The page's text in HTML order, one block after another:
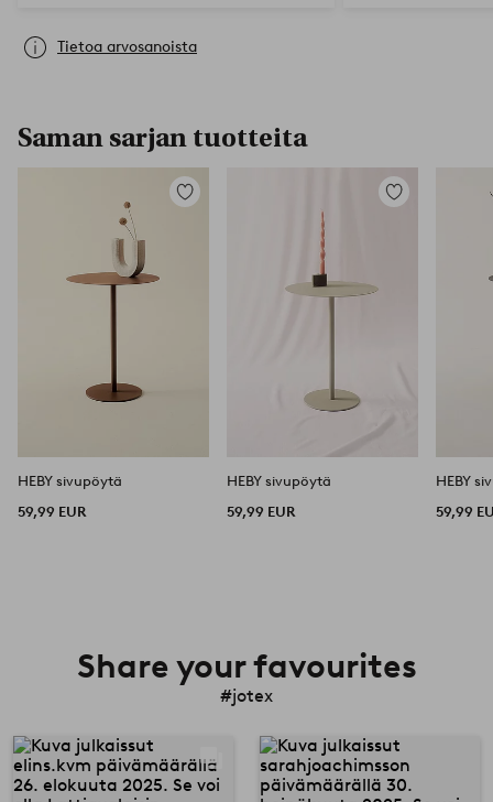
Tietoa arvosanoista
Saman sarjan tuotteita
Lisää
HEBY sivupöytä
59,99 EUR
Lisää
HEBY sivupöytä
59,99 EUR
HEBY
59,99
Share your favourites
#jotex